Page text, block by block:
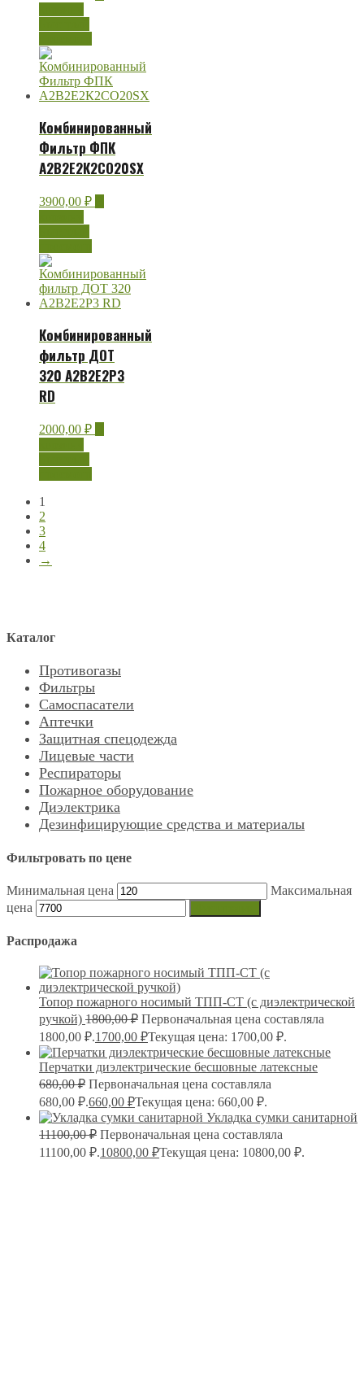
Комбинированный
Фильтр ФПК
А2В2Е2К2СО20SX
3900,00 ₽
Комбинированный
фильтр ДОТ
320 А2В2Е2Р3
RD
2000,00 ₽
1
2
3
4
→
Каталог
Противогазы
Фильтры
Самоспасатели
Аптечки
Защитная спецодежда
Лицевые части
Респираторы
Пожарное оборудование
Диэлектрика
Дезинфицирующие средства и материалы
Фильтровать по цене
Минимальная цена
Максимальная
цена
Распродажа
Топор пожарного носимый ТПП-СТ (с диэлектрической
ручкой) 1800,00₽ Первоначальная цена составляла
1800,00 ₽.1700,00 ₽Текущая цена: 1700,00 ₽.
Перчатки диэлектрические бесшовные латексные
680,00₽ Первоначальная цена составляла
680,00 ₽.660,00 ₽Текущая цена: 660,00 ₽.
Укладка сумки санитарной
11100,00₽ Первоначальная цена составляла
11100,00 ₽.10800,00 ₽Текущая цена: 10800,00 ₽.